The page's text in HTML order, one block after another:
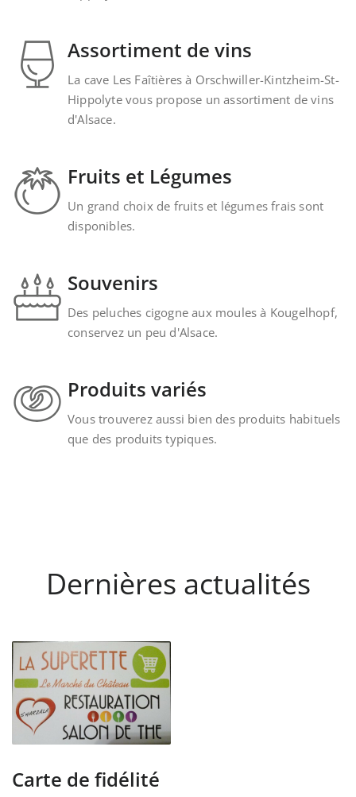
Assortiment de vins
La cave Les Faîtières à Orschwiller-Kintzheim-St-
Hippolyte vous propose un assortiment de vins
d'Alsace.
Fruits et Légumes
Un grand choix de fruits et légumes frais sont
disponibles.
Souvenirs
Des peluches cigogne aux moules à Kougelhopf,
conservez un peu d'Alsace.
Produits variés
Vous trouverez aussi bien des produits habituels
que des produits typiques.
Dernières actualités
Carte de fidélité